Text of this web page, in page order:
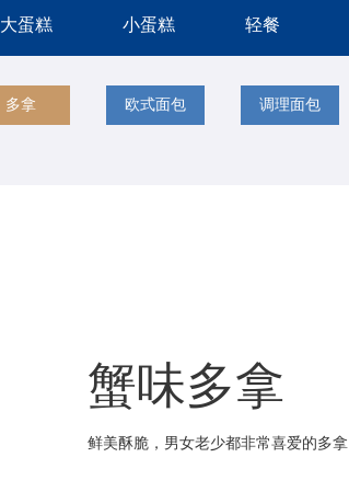
大蛋糕 小蛋糕 轻餐
多拿 欧式面包 调理面包
蟹味多拿
鲜美酥脆，男女老少都非常喜爱的多拿